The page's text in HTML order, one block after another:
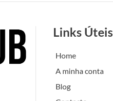
Links Úteis
Home
A minha conta
Blog